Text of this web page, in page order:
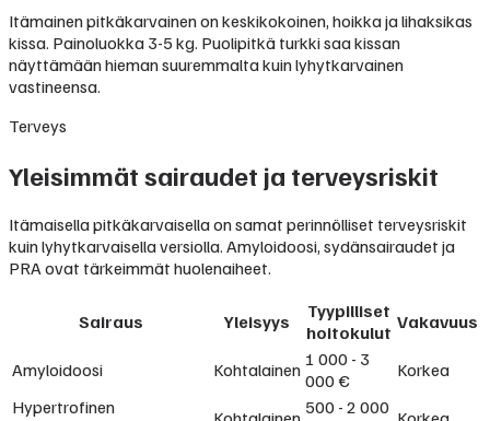
Itämainen pitkäkarvainen on keskikokoinen, hoikka ja lihaksikas
kissa. Painoluokka 3-5 kg. Puolipitkä turkki saa kissan
näyttämään hieman suuremmalta kuin lyhytkarvainen
vastineensa.
Terveys
Yleisimmät sairaudet ja terveysriskit
Itämaisella pitkäkarvaisella on samat perinnölliset terveysriskit
kuin lyhytkarvaisella versiolla. Amyloidoosi, sydänsairaudet ja
PRA ovat tärkeimmät huolenaiheet.
Sairaus Yleisyys
Tyypilliset
hoitokulut Vakavuus
Amyloidoosi Kohtalainen 1 000 - 3
000 €
Korkea
Hypertrofinen
500 - 2 000